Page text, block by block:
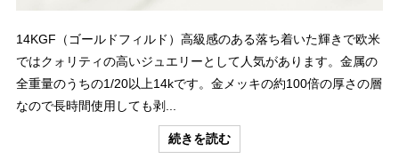
14KGF（ゴールドフィルド）高級感のある落ち着いた輝きで欧米
ではクォリティの高いジュエリーとして人気があります。金属の
全重量のうちの1/20以上14kです。金メッキの約100倍の厚さの層
なので長時間使用しても剥...
続きを読む